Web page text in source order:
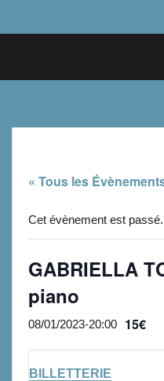
« Tous les
Cet évènement est passé.
GABRIELLA
piano
08/01/2023-20:00 15€
BILLETTERIE